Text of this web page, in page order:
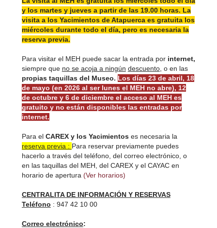
y los martes y jueves a partir de las 19.00 horas. La
visita a los Yacimientos de Atapuerca es gratuita los
miércoles durante todo el día, pero es necesaria la
reserva previa.
Para visitar el MEH puede sacar la entrada por internet,
siempre que no se acoja a ningún descuento, o en las
propias taquillas del Museo. Los días 23 de abril, 18
de mayo (en 2026 al ser lunes el MEH no abre), 12
de octubre y 6 de diciembre el acceso al MEH es
gratuito y no están disponibles las entradas por
internet.
Para elCAREX y los Yacimientoses necesaria la
reserva previa : Para reservar previamente puedes
hacerlo a través del teléfono, del correo electrónico, o
en las taquillas del MEH, del CAREX y el CAYAC en
horario de apertura (Ver horarios)
CENTRALITA DE INFORMACIÓN Y RESERVAS
Teléfono : 947 42 10 00
Correo electrónico: